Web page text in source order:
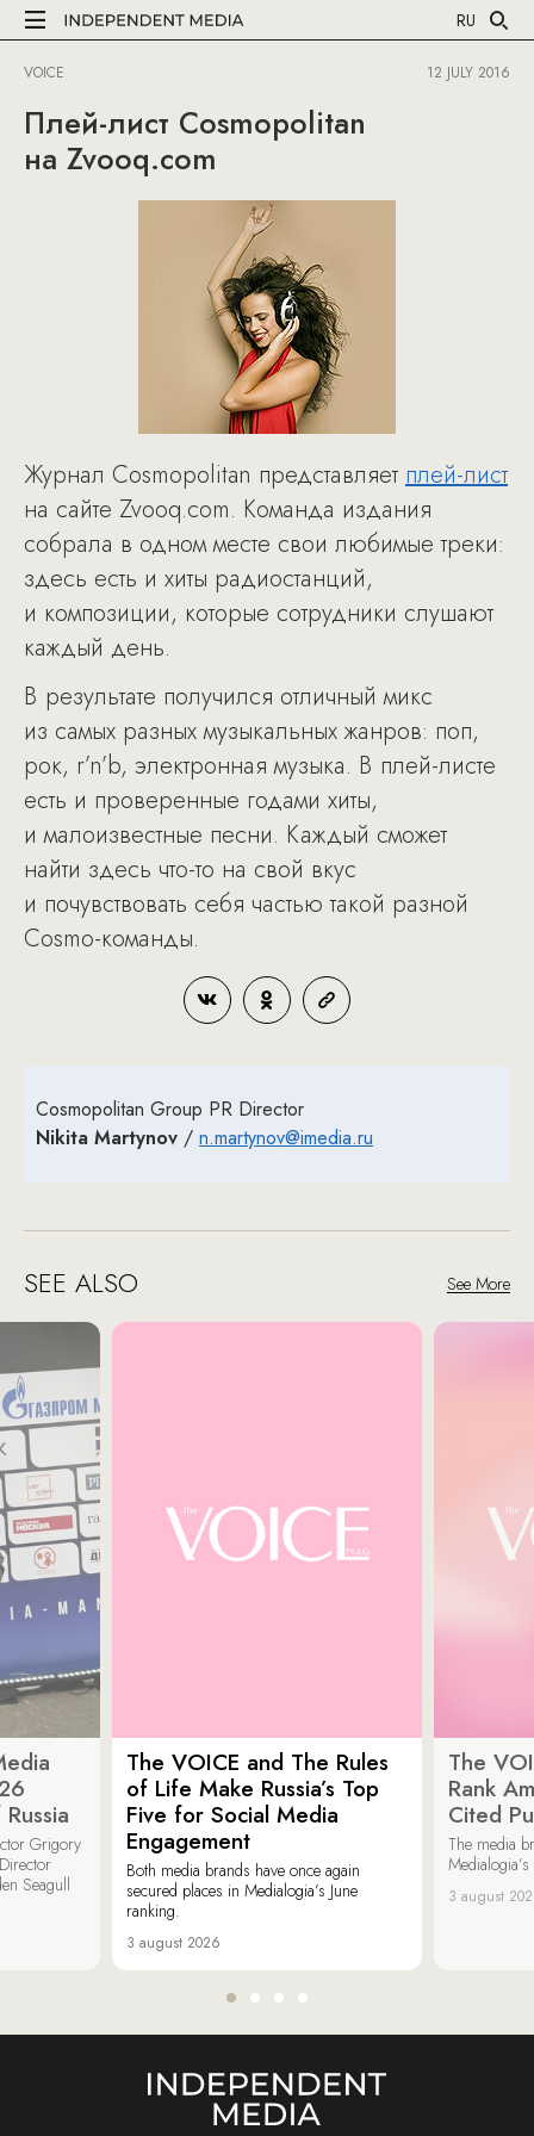
RU
VOICE 12 JULY 2016
Плей-лист Cosmopolitan
на Zvooq.com
Журнал Cosmopolitan представляет плей-лист
на сайте Zvooq.com. Команда издания
собрала в одном месте свои любимые треки:
здесь есть и хиты радиостанций,
и композиции, которые сотрудники слушают
каждый день.
В результате получился отличный микс
из самых разных музыкальных жанров: поп,
рок, r’n’b, электронная музыка. В плей-листе
есть и проверенные годами хиты,
и малоизвестные песни. Каждый сможет
найти здесь что-то на свой вкус
и почувствовать себя частью такой разной
Cosmo-команды.
Cosmopolitan Group PR Director
Nikita Martynov / n.martynov@imedia.ru
SEE ALSO See More
Grigory
Seagull
The VOICE and The Rules
of Life Make Russia’s Top
Five for Social Media
Engagement
Both media brands have once again
secured places in Medialogia’s June
ranking.
3 august 2026
The
Rank
Cited
The media
3 august